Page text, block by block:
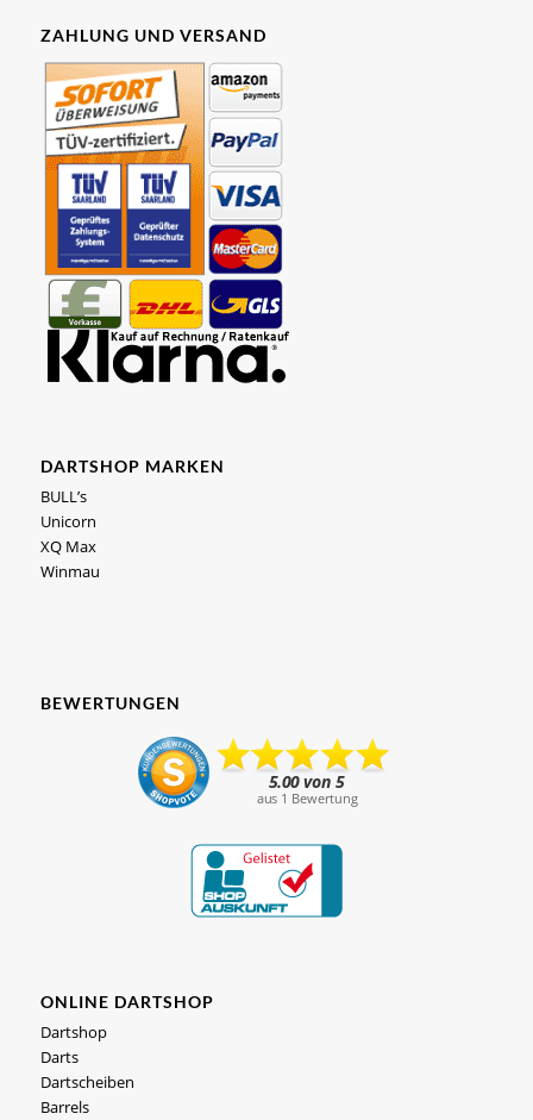
ZAHLUNG UND VERSAND
DARTSHOP MARKEN
BULL’s
Unicorn
XQ Max
Winmau
BEWERTUNGEN
ONLINE DARTSHOP
Dartshop
Darts
Dartscheiben
Barrels